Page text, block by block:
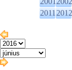
20112012